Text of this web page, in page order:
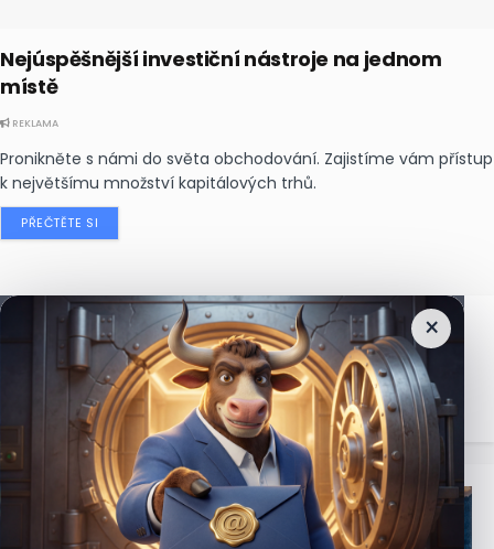
Nejúspěšnější investiční nástroje na jednom
místě
REKLAMA
Pronikněte s námi do světa obchodování. Zajistíme vám přístup
k největšímu množství kapitálových trhů.
PŘEČTĚTE SI
×
Nejčtenějšízprávy